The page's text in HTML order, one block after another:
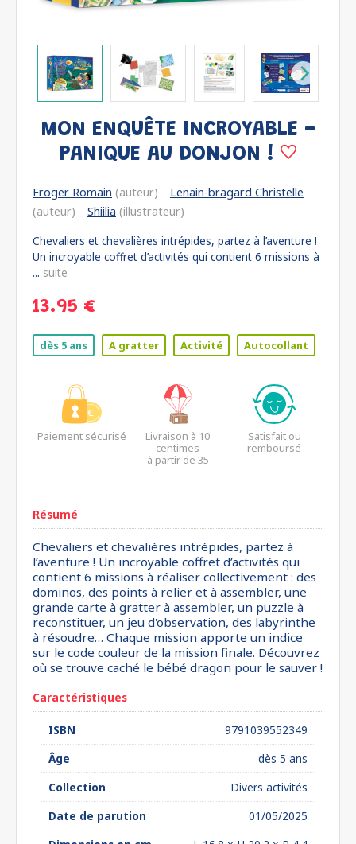
MON ENQUÊTE INCROYABLE -
PANIQUE AU DONJON !
Froger Romain (auteur)
Lenain-bragard Christelle
(auteur)
Shiilia (illustrateur)
Chevaliers et chevalières intrépides, partez à l’aventure !
Un incroyable coffret d’activités qui contient 6 missions à
... suite
13.95 €
dès 5 ans A gratter Activité Autocollant
Paiement sécurisé
Livraison à 10
centimes
à partir de 35
Satisfait ou
remboursé
Résumé
Chevaliers et chevalières intrépides, partez à
l’aventure ! Un incroyable coffret d’activités qui
contient 6 missions à réaliser collectivement : des
dominos, des points à relier et à assembler, une
grande carte à gratter à assembler, un puzzle à
reconstituer, un jeu d'observation, des labyrinthe
à résoudre… Chaque mission apporte un indice
sur le code couleur de la mission finale. Découvrez
où se trouve caché le bébé dragon pour le sauver !
Caractéristiques
ISBN
9791039552349
Âge
dès 5 ans
Collection
Divers activités
Date de parution
01/05/2025